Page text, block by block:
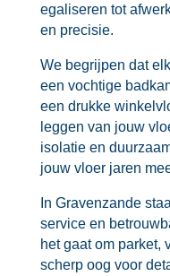
egaliseren tot
en precisie.​
We begrijpen dat
een vochtige
een drukke
leggen van jouw
isolatie en
jouw vloer jaren
In Gravenzande
service en
het gaat om parket,
scherp oog voor